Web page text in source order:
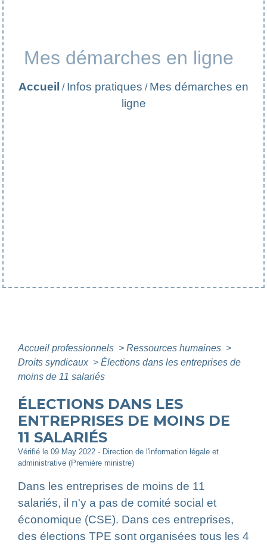
Mes démarches en ligne
Accueil / Infos pratiques / Mes démarches en
ligne
Accueil professionnels > Ressources humaines >
Droits syndicaux > Élections dans les entreprises de
moins de 11 salariés
ÉLECTIONS DANS LES
ENTREPRISES DE MOINS DE
11 SALARIÉS
Vérifié le 09 May 2022 - Direction de l'information légale et
administrative (Première ministre)
Dans les entreprises de moins de 11
salariés, il n'y a pas de comité social et
économique (CSE). Dans ces entreprises,
des élections TPE sont organisées tous les 4